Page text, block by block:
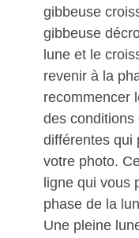
gibbeuse
gibbeuse
lune et le
revenir à la
recommencer
des conditions
différentes qui
votre photo.
ligne qui vous
phase de la
Une pleine